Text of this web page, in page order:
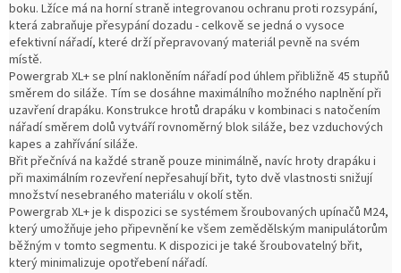
boku. Lžíce má na horní straně integrovanou ochranu proti rozsypání,
která zabraňuje přesypání dozadu - celkově se jedná o vysoce
efektivní nářadí, které drží přepravovaný materiál pevně na svém
místě.
Powergrab XL+ se plní nakloněním nářadí pod úhlem přibližně 45 stupňů
směrem do siláže. Tím se dosáhne maximálního možného naplnění při
uzavření drapáku. Konstrukce hrotů drapáku v kombinaci s natočením
nářadí směrem dolů vytváří rovnoměrný blok siláže, bez vzduchových
kapes a zahřívání siláže.
Břit přečnívá na každé straně pouze minimálně, navíc hroty drapáku i
při maximálním rozevření nepřesahují břit, tyto dvě vlastnosti snižují
množství nesebraného materiálu v okolí stěn.
Powergrab XL+ je k dispozici se systémem šroubovaných upínačů M24,
který umožňuje jeho připevnění ke všem zemědělským manipulátorům
běžným v tomto segmentu. K dispozici je také šroubovatelný břit,
který minimalizuje opotřebení nářadí.